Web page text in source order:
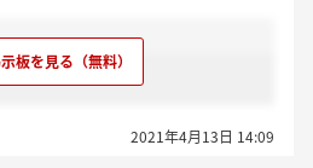
2021年4月13日 14:09